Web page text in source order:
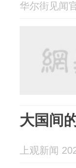
华尔街见闻
大国间
上观新闻